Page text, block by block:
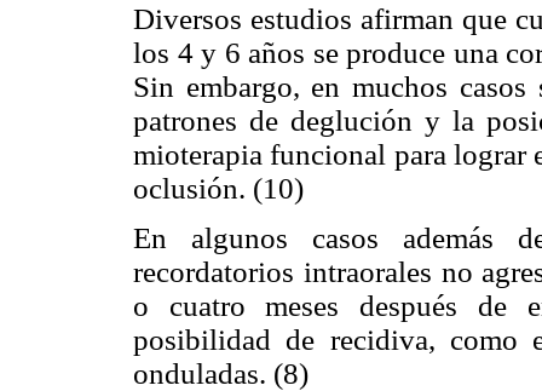
Diversos estudios afirman que
los 4 y 6 años se produce una
Sin embargo, en muchos
patrones de deglución y la
mioterapia funcional para
oclusión. (10)
En algunos casos además
recordatorios intraorales no
o cuatro meses después de
posibilidad de recidiva, como
onduladas. (8)